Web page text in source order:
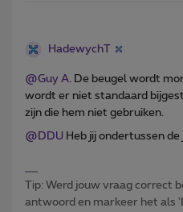
HadewychT
@Guy A. De beugel wordt
wordt er niet standaard
zijn die hem niet gebruiken.
@DDU Heb jij ondertussen
Tip: Werd jouw vraag correct
antwoord en markeer het als